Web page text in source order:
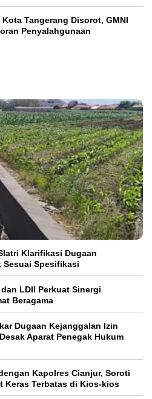
Tangerang Disorot, GMNI
Penyalahgunaan
Klarifikasi Dugaan
Sesuai Spesifikasi
LDII Perkuat Sinergi
Beragama
Dugaan Kejanggalan Izin
Aparat Penegak Hukum
Kapolres Cianjur, Soroti
Keras Terbatas di Kios-kios